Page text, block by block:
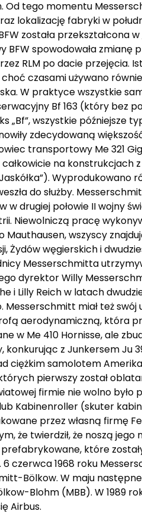
tego momentu
lokalizację fabryki w
została
spowodowała zmianę
RLM po dacie przejęcia.
czasami używano
W praktyce wszystkie
Bf 163 (który bez
wszystkie późniejsze
zdecydowaną
transportowy Me 321
na
Wyprodukowano
do służby.
drugiej połowie II wojny
Niewolniczą pracę
wszyscy
Żydów węgierskich i
Messerschmitta
dyrektor Willy
Lilly Reich w latach
miał też swój
aerodynamiczną, która
w Me 410 Hornisse, ale
konkurując z Junkersem
ciężkim samolotem
pierwszy został
firmie nie wolno
Kabinenroller (skuter
przez własną firmę
że twierdził, że noszą jego
które
czerwca 1968 roku
Bölkow. W maju
Blohm (MBB). W 1989
Airbus.